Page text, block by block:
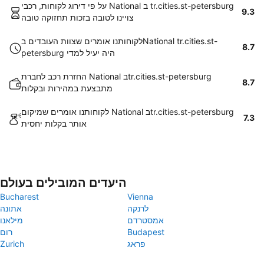
על פי דירוג לקוחות, רכבי National ב tr.cities.st-petersburg
צויינו לטובה בזכות תחזוקה טובה
9.3
לקוחותנו אומרים שצוות העובדים בNational tr.cities.st-
petersburg היה יעיל למדי
8.7
החזרת רכב לחברת National בtr.cities.st-petersburg
מתבצעת במהירות ובקלות
8.7
לקוחותנו אומרים שמיקום National בtr.cities.st-petersburg
אותר בקלות יחסית
7.3
היעדים המובילים בעולם
Bucharest
Vienna
אתונה
לרנקה
מילאנו
אמסטרדם
רום
Budapest
Zurich
פראג